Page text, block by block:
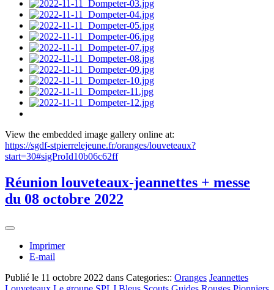
View the embedded image gallery online at:
https://sgdf-stpierrelejeune.fr/oranges/louveteaux?
start=30#sigProId10b06c62ff
Réunion louveteaux-jeannettes + messe
du 08 octobre 2022
Imprimer
E-mail
Publié le 11 octobre 2022 dans Categories:: Oranges Jeannettes